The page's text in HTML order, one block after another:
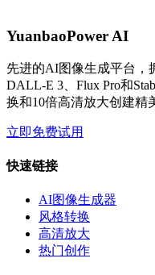
YuanbaoPower AI
先进的AI图像生成平台，
DALL-E 3、Flux Pro和
换和10倍高清放大创建精
立即免费试用
快速链接
AI图像生成器
风格转换
高清放大
热门创作